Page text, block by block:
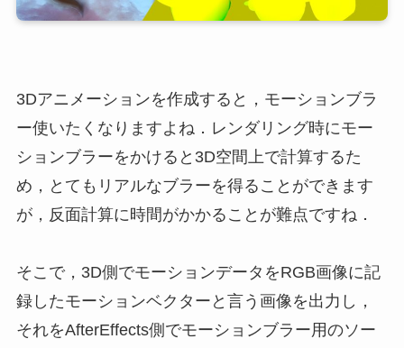
3Dアニメーションを作成すると，モーションブラ
ー使いたくなりますよね．レンダリング時にモー
ションブラーをかけると3D空間上で計算するた
め，とてもリアルなブラーを得ることができます
が，反面計算に時間がかかることが難点ですね．
そこで，3D側でモーションデータをRGB画像に記
録したモーションベクターと言う画像を出力し，
それをAfterEffects側でモーションブラー用のソー